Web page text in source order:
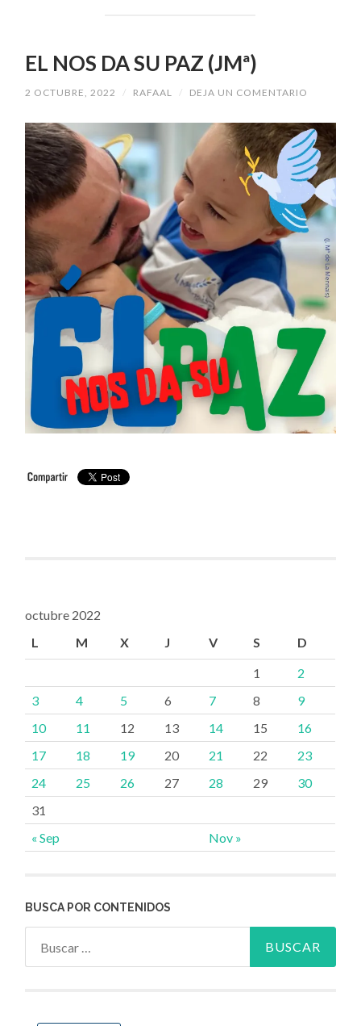
EL NOS DA SU PAZ (JMª)
2 OCTUBRE, 2022 / RAFAAL / DEJA UN COMENTARIO
octubre 2022
L
M X J V S D
« Sep Nov »
1
2
3
4 5 6 7 8
9
10
11 12 13 14 15
16
17
18 19 20 21 22
23
24
25 26 27 28 29
30
31
BUSCA POR CONTENIDOS